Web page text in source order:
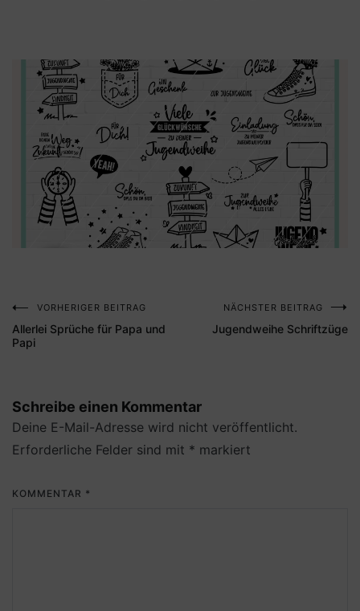
Beitragsnavigation
VORHERIGER BEITRAG
Allerlei Sprüche für Papa und
Papi
NÄCHSTER BEITRAG
Jugendweihe Schriftzüge
Schreibe einen Kommentar
Deine E-Mail-Adresse wird nicht veröffentlicht.
Erforderliche Felder sind mit * markiert
KOMMENTAR *